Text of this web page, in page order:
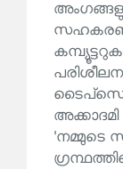
അക്കാദമി
'നമ്മുടെ